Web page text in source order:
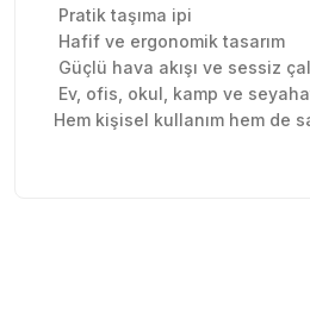
Pratik taşıma ipi
Hafif ve ergonomik tasarım
Güçlü hava akışı ve sessiz
Ev, ofis, okul, kamp ve
Hem kişisel kullanım hem de